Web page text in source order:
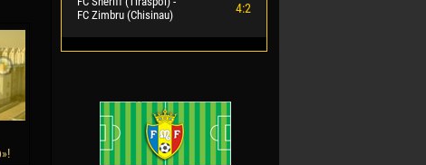
FC Zimbru (Chisinau)
4:2